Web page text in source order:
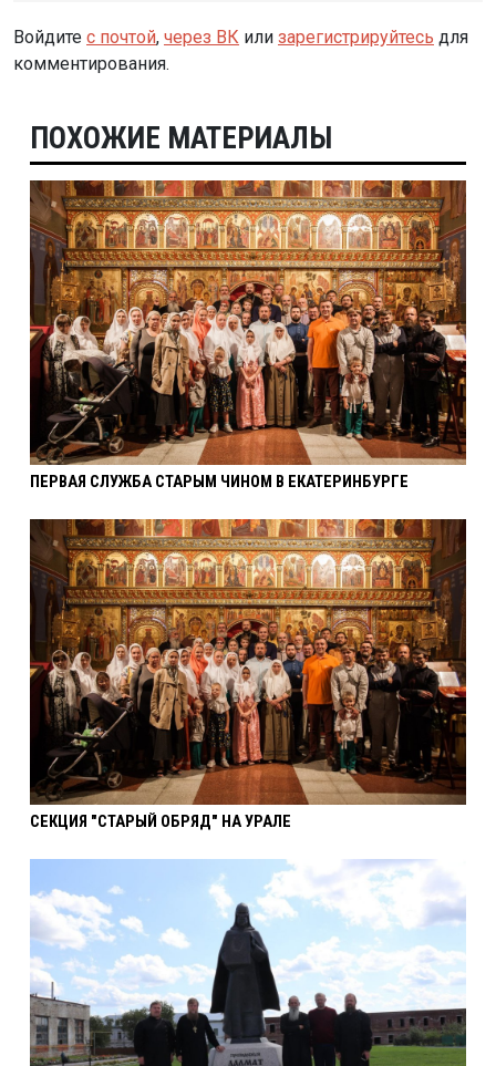
Войдите с почтой, через ВК или зарегистрируйтесь для
комментирования.
ПОХОЖИЕ МАТЕРИАЛЫ
ПЕРВАЯ СЛУЖБА СТАРЫМ ЧИНОМ В ЕКАТЕРИНБУРГЕ
СЕКЦИЯ "СТАРЫЙ ОБРЯД" НА УРАЛЕ